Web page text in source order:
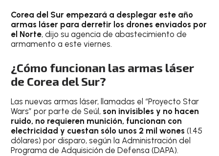
Corea del Sur empezará a desplegar este año
armas láser para derretir los drones enviados por
el Norte, dijo su agencia de abastecimiento de
armamento a este viernes.
¿Cómo funcionan las armas láser
de Corea del Sur?
Las nuevas armas láser, llamadas el “Proyecto Star
Wars” por parte de Seúl, son invisibles y no hacen
ruido, no requieren munición, funcionan con
electricidad y cuestan sólo unos 2 mil wones(1.45
dólares) por disparo, según la Administración del
Programa de Adquisición de Defensa (DAPA).